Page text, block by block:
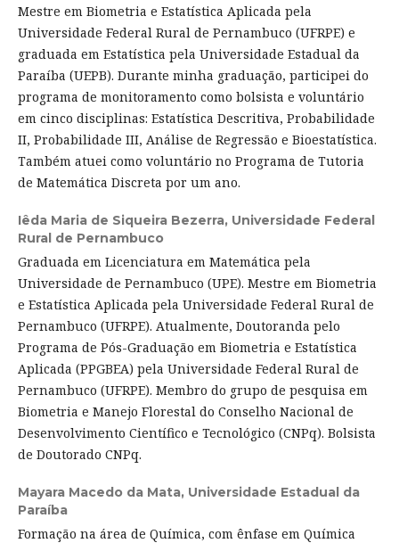
Mestre em Biometria e Estatística Aplicada pela
Universidade Federal Rural de Pernambuco (UFRPE) e
graduada em Estatística pela Universidade Estadual da
Paraíba (UEPB). Durante minha graduação, participei do
programa de monitoramento como bolsista e voluntário
em cinco disciplinas: Estatística Descritiva, Probabilidade
II, Probabilidade III, Análise de Regressão e Bioestatística.
Também atuei como voluntário no Programa de Tutoria
de Matemática Discreta por um ano.
Iêda Maria de Siqueira Bezerra, Universidade Federal
Rural de Pernambuco
Graduada em Licenciatura em Matemática pela
Universidade de Pernambuco (UPE). Mestre em Biometria
e Estatística Aplicada pela Universidade Federal Rural de
Pernambuco (UFRPE). Atualmente, Doutoranda pelo
Programa de Pós-Graduação em Biometria e Estatística
Aplicada (PPGBEA) pela Universidade Federal Rural de
Pernambuco (UFRPE). Membro do grupo de pesquisa em
Biometria e Manejo Florestal do Conselho Nacional de
Desenvolvimento Científico e Tecnológico (CNPq). Bolsista
de Doutorado CNPq.
Mayara Macedo da Mata, Universidade Estadual da
Paraíba
Formação na área de Química, com ênfase em Química